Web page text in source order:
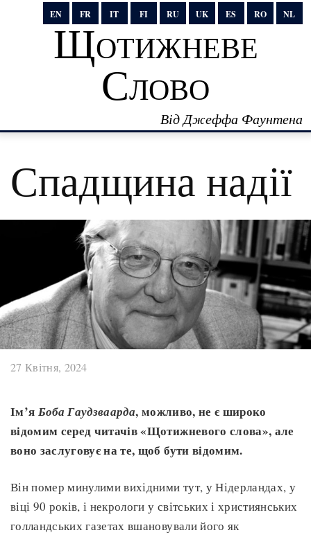
EN FR IT FI RU UK ES RO NL
Щотижневе
Слово
Від Джеффа Фаунтена
Спадщина надії
27 Квітня, 2024
Ім’я Боба Гаудзваарда, можливо, не є широко
відомим серед читачів «Щотижневого слова», але
воно заслуговує на те, щоб бути відомим.
Він помер минулими вихідними тут, у Нідерландах, у
віці 90 років, і некрологи у світських і християнських
голландських газетах вшановували його як